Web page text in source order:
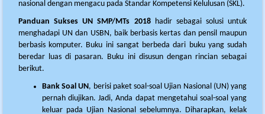
nasional dengan mengacu pada Standar Kompetensi Kelulusan (SKL).
Panduan Sukses UN SMP/MTs 2018 hadir sebagai solusi untuk
menghadapi UN dan USBN, baik berbasis kertas dan pensil maupun
berbasis komputer. Buku ini sangat berbeda dari buku yang sudah
beredar luas di pasaran. Buku ini disusun dengan rincian sebagai
berikut.
Bank Soal UN , berisi paket soal-soal Ujian Nasional (UN) yang
pernah diujikan. Jadi, Anda dapat mengetahui soal-soal yang
keluar pada Ujian Nasional sebelumnya. Diharapkan, kelak